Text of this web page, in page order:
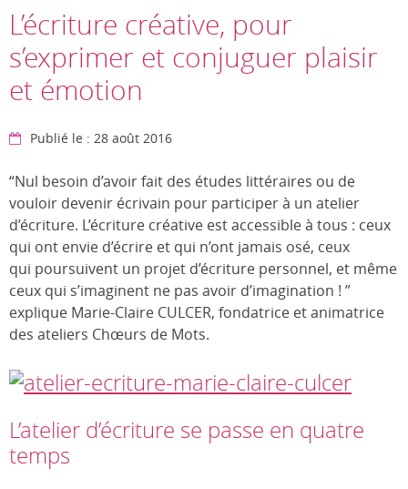
L’écriture créative, pour
s’exprimer et conjuguer plaisir
et émotion
Publié le : 28 août 2016
“Nul besoin d’avoir fait des études littéraires ou de
vouloir devenir écrivain pour participer à un atelier
d’écriture. L’écriture créative est accessible à tous : ceux
qui ont envie d’écrire et qui n’ont jamais osé, ceux
qui poursuivent un projet d’écriture personnel, et même
ceux qui s’imaginent ne pas avoir d’imagination ! ”
explique Marie-Claire CULCER, fondatrice et animatrice
des ateliers Chœurs de Mots.
L’atelier d’écriture se passe en quatre
temps